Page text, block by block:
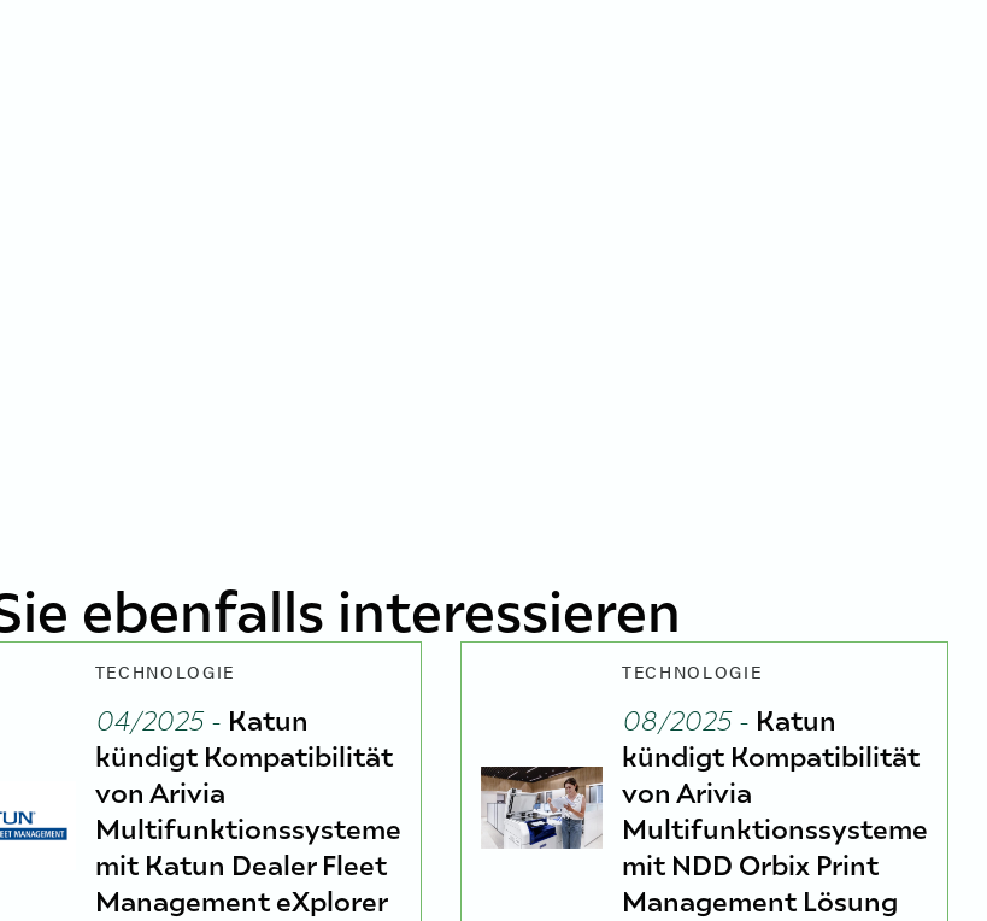
ebenfalls interessieren
TECHNOLOGIE
04/2025 - Katun
kündigt Kompatibilität
von Arivia
Multifunktionssysteme
mit Katun Dealer Fleet
Management eXplorer
TECHNOLOGIE
08/2025 - Katun
kündigt Kompatibilität
von Arivia
Multifunktionssysteme
mit NDD Orbix Print
Management Lösung